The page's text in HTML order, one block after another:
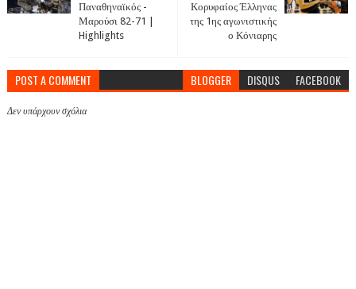
Κορυφαίος Έλληνας
της 1ης αγωνιστικής
ο Κόνιαρης
Παναθηναϊκός -
Μαρούσι 82-71 |
Highlights
POST A COMMENT BLOGGER DISQUS FACEBOOK
Δεν υπάρχουν σχόλια